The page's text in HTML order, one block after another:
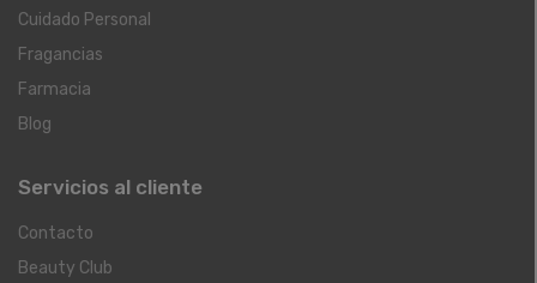
Cuidado Personal
Fragancias
Farmacia
Blog
Servicios al cliente
Contacto
Beauty Club